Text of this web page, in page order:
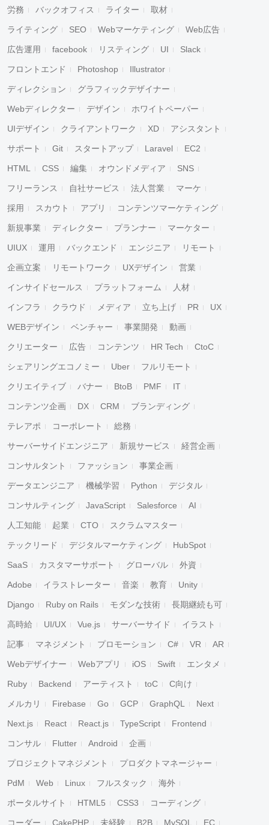
労務 バックオフィス ライター 取材
ライティング SEO Webマーケティング Web広告
広告運用 facebook リスティング UI Slack
フロントエンド Photoshop Illustrator
ディレクション グラフィックデザイナー
Webディレクター デザイン ホワイトペーパー
UIデザイン クライアントワーク XD アシスタント
サポート Git スタートアップ Laravel EC2
HTML CSS 編集 オウンドメディア SNS
フリーランス 自社サービス 法人営業 マーケ
採用 スカウト アプリ コンテンツマーケティング
新規事業 ディレクター プランナー マーケター
UIUX 運用 バックエンド エンジニア リモート
企画立案 リモートワーク UXデザイン 営業
インサイドセールス プラットフォーム 人材
インフラ クラウド メディア 立ち上げ PR UX
WEBデザイン ベンチャー 事業開発 動画
クリエーター 広告 コンテンツ HR Tech CtoC
シェアリングエコノミー Uber フルリモート
クリエイティブ バナー BtoB PMF IT
コンテンツ企画 DX CRM ブランディング
テレアポ コーポレート 総務
サーバーサイドエンジニア 新規サービス 経営企画
コンサルタント ファッション 事業企画
データエンジニア 機械学習 Python デジタル
コンサルティング JavaScript Salesforce AI
人工知能 起業 CTO スクラムマスター
テックリード デジタルマーケティング HubSpot
SaaS カスタマーサポート グローバル 外資
Adobe イラストレーター 音楽 教育 Unity
Django Ruby on Rails モダンな技術 長期継続も可
高時給 UI/UX Vue.js サーバーサイド イラスト
記事 マネジメント プロモーション C# VR AR
Webデザイナー Webアプリ iOS Swift エンタメ
Ruby Backend アーティスト toC C向け
メルカリ Firebase Go GCP GraphQL Next
Next.js React React.js TypeScript Frontend
コンサル Flutter Android 企画
プロジェクトマネジメント プロダクトマネージャー
PdM Web Linux フルスタック 海外
ポータルサイト HTML5 CSS3 コーディング
コーダー CakePHP 未経験 B2B MySQL EC